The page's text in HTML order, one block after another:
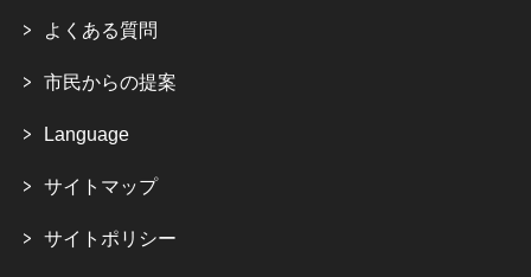
よくある質問
市民からの提案
Language
サイトマップ
サイトポリシー